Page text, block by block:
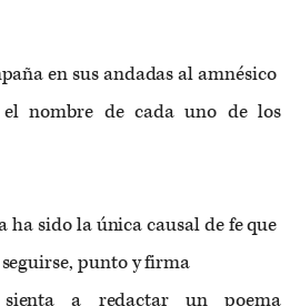
en sus andadas al amnésico
nombre de cada uno de los
ha sido la única causal de fe que
punto y firma
a redactar un poema